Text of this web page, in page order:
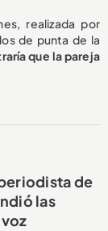
realizada por
de punta de la
que la pareja
de
las